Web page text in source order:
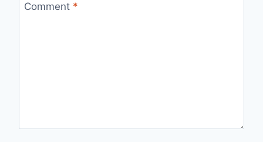
Comment *